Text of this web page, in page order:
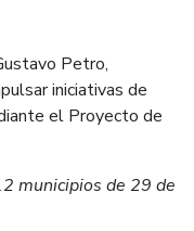
Petro,
iniciativas de
el Proyecto de
municipios de 29 de